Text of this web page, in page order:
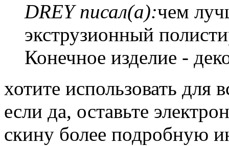
DREY писал(а):чем
экструзионный
Конечное изделие -
хотите использовать для
если да, оставьте
скину более подробную